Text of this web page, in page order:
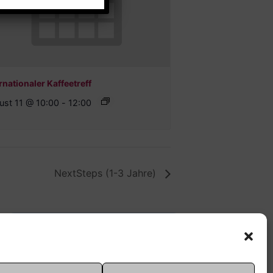
Kaffeetreff
11 @ 10:00 - 12:00
NextSteps (1-3 Jahre)